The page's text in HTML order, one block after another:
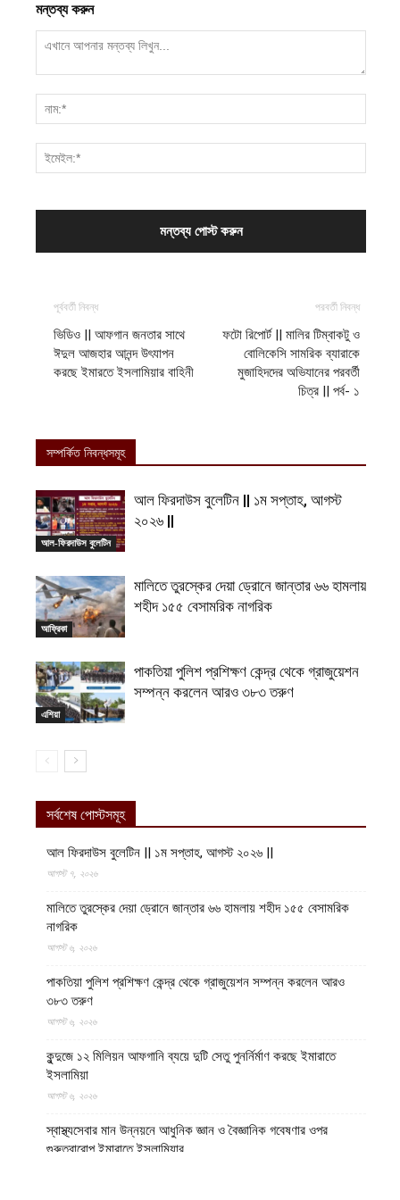
মন্তব্য করুন
পূর্ববর্তী নিবন্ধ
ভিডিও || আফগান জনতার সাথে
ঈদুল আজহার আনন্দ উৎযাপন
করছে ইমারতে ইসলামিয়ার বাহিনী
পরবর্তী নিবন্ধ
ফটো রিপোর্ট || মালির টিম্বাকটু ও
বোলিকেসি সামরিক ব্যারাকে
মুজাহিদদের অভিযানের পরবর্তী
চিত্র || পর্ব- ১
সম্পর্কিত নিবন্ধসমূহ
আল-ফিরদাউস বুলেটিন
আল ফিরদাউস বুলেটিন || ১ম সপ্তাহ, আগস্ট
২০২৬ ||
আফ্রিকা
মালিতে তুরস্কের দেয়া ড্রোনে জান্তার ৬৬ হামলায়
শহীদ ১৫৫ বেসামরিক নাগরিক
এশিয়া
পাকতিয়া পুলিশ প্রশিক্ষণ কেন্দ্র থেকে গ্রাজুয়েশন
সম্পন্ন করলেন আরও ৩৮৩ তরুণ
সর্বশেষ পোস্টসমূহ
আল ফিরদাউস বুলেটিন || ১ম সপ্তাহ, আগস্ট ২০২৬ ||
আগস্ট ৭, ২০২৬
মালিতে তুরস্কের দেয়া ড্রোনে জান্তার ৬৬ হামলায় শহীদ ১৫৫ বেসামরিক
নাগরিক
আগস্ট ৬, ২০২৬
পাকতিয়া পুলিশ প্রশিক্ষণ কেন্দ্র থেকে গ্রাজুয়েশন সম্পন্ন করলেন আরও
৩৮৩ তরুণ
আগস্ট ৬, ২০২৬
কুন্দুজে ১২ মিলিয়ন আফগানি ব্যয়ে দুটি সেতু পুনর্নির্মাণ করছে ইমারাতে
ইসলামিয়া
আগস্ট ৬, ২০২৬
স্বাস্থ্যসেবার মান উন্নয়নে আধুনিক জ্ঞান ও বৈজ্ঞানিক গবেষণার ওপর
গুরুত্বারোপ ইমারাতে ইসলামিয়ার